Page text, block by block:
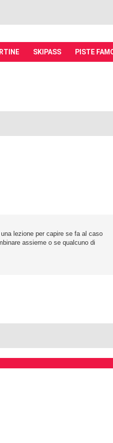
SKIPASS PISTE
lezione per capire se fa al caso
assieme o se qualcuno di